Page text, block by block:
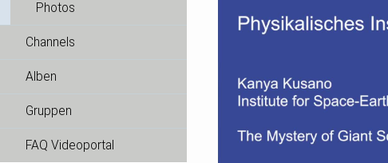
Photos
Channels
Alben
Gruppen
FAQ Videoportal